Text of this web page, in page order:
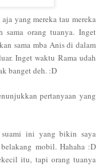
yang mereka tau mereka
sama orang tuanya. Inget
sama mba Anis di dalam
Inget waktu Rama udah
banget deh. :D
pertanyaan yang
ini yang bikin saya
mobil. Hahaha :D
itu, tapi orang tuanya